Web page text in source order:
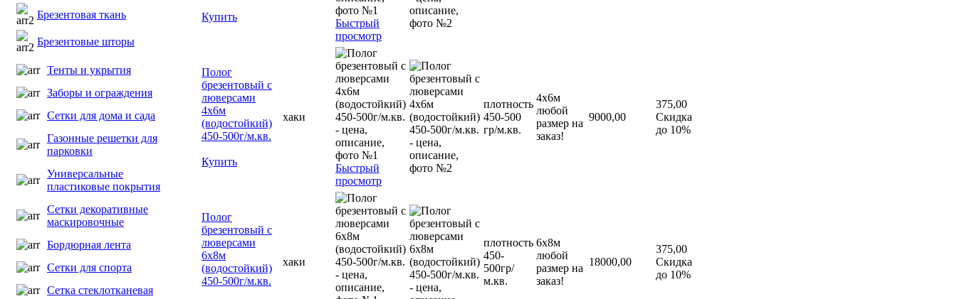
Брезентовая ткань
Брезентовые шторы
Тенты и укрытия
Заборы и ограждения
Сетки для дома и сада
Газонные решетки для
парковки
Универсальные
пластиковые покрытия
Сетки декоративные
маскировочные
Бордюрная лента
Сетки для спорта
Сетка стеклотканевая
Купить
Быстрый
просмотр
Полог
брезентовый с
люверсами
4х6м
(водостойкий)
450-500г/м.кв.
Купить
хаки
Быстрый
просмотр
плотность
450-500
гр/м.кв.
4x6м
любой
размер на
заказ!
9000,00
375,00
Скидка
до 10%
Полог
брезентовый с
люверсами
6х8м
(водостойкий)
450-500г/м.кв.
хаки
плотность
450-
500гр/
м.кв.
6х8м
любой
размер на
заказ!
18000,00
375,00
Скидка
до 10%